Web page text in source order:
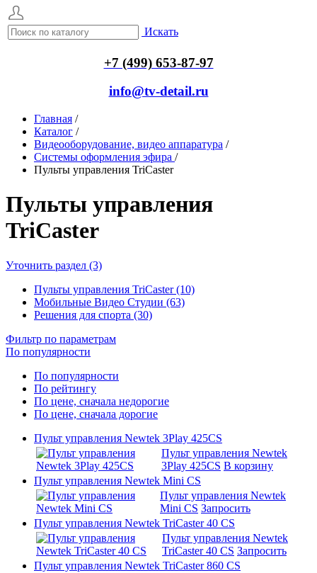
Искать
+7 (499) 653-87-97
info@tv-detail.ru
Главная /
Каталог /
Видеооборудование, видео аппаратура /
Системы оформления эфира /
Пульты управления TriCaster
Пульты управления
TriCaster
Уточнить раздел (3)
Пульты управления TriCaster (10)
Мобильные Видео Студии (63)
Решения для спорта (30)
Фильтр по параметрам
По популярности
По популярности
По рейтингу
По цене, сначала недорогие
По цене, сначала дорогие
Пульт управления Newtek 3Play 425CS
Пульт управления Newtek
3Play 425CS В корзину
Пульт управления Newtek Mini CS
Пульт управления Newtek
Mini CS Запросить
Пульт управления Newtek TriCaster 40 CS
Пульт управления Newtek
TriCaster 40 CS Запросить
Пульт управления Newtek TriCaster 860 CS